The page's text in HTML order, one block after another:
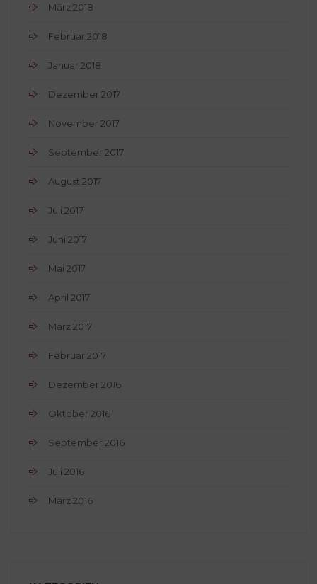
März 2018
Februar 2018
Januar 2018
Dezember 2017
November 2017
September 2017
August 2017
Juli 2017
Juni 2017
Mai 2017
April 2017
März 2017
Februar 2017
Dezember 2016
Oktober 2016
September 2016
Juli 2016
März 2016